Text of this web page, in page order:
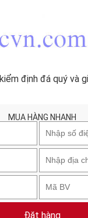
định đá quý và
MUA HÀNG NHANH
Đặt hàng